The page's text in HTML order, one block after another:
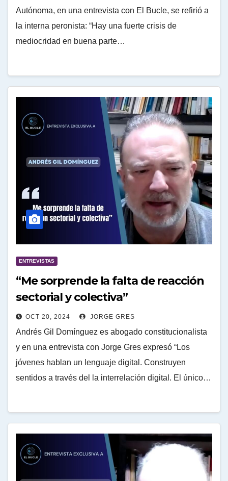
Autónoma, en una entrevista con El Bucle, se refirió a
la interna peronista: “Hay una fuerte crisis de
mediocridad en buena parte…
ENTREVISTAS
“Me sorprende la falta de reacción
sectorial y colectiva”
OCT 20, 2024 JORGE GRES
Andrés Gil Domínguez es abogado constitucionalista
y en una entrevista con Jorge Gres expresó “Los
jóvenes hablan un lenguaje digital. Construyen
sentidos a través del la interrelación digital. El único…